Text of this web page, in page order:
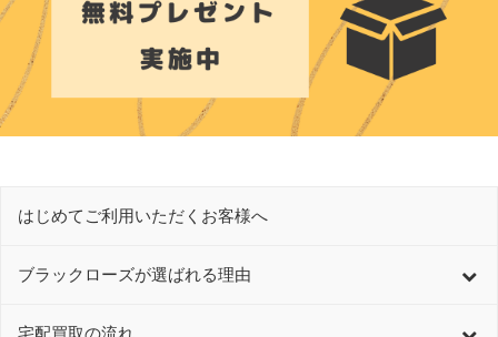
はじめてご利用いただくお客様へ
ブラックローズが選ばれる理由
宅配買取の流れ